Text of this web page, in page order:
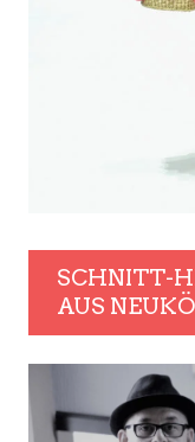
SCHNITT-
AUS